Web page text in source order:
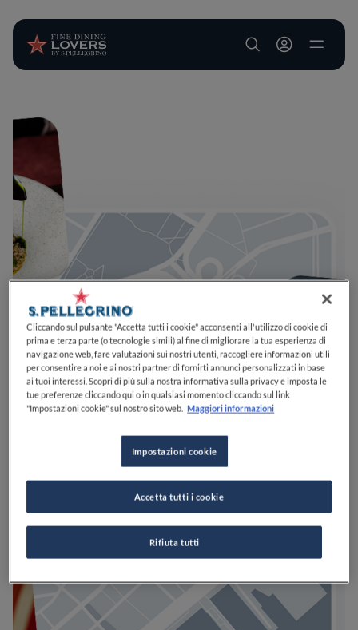
User account
Cliccando sul pulsante "Accetta tutti i cookie" acconsenti all'utilizzo di cookie di
prima e terza parte (o tecnologie simili) al fine di migliorare la tua esperienza di
navigazione web, fare valutazioni sui nostri utenti, raccogliere informazioni utili
per consentire a noi e ai nostri partner di fornirti annunci personalizzati in base
ai tuoi interessi. Scopri di più sulla nostra informativa sulla privacy e imposta le
tue preferenze cliccando qui o in qualsiasi momento cliccando sul link
"Impostazioni cookie" sul nostro sito web. Maggiori informazioni
Impostazioni cookie
Rifiuta tutti
Accetta tutti i cookie